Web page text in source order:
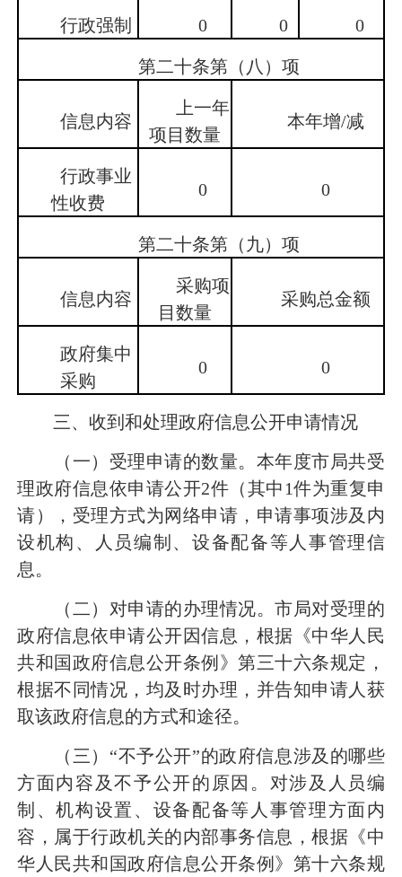
行政强制 0 0 0
第二十条第（八）项
信息内容
上一年
项目数量
本年增/减
行政事业
性收费
0 0
第二十条第（九）项
信息内容
采购项
目数量
采购总金额
政府集中
采购
0 0
三、收到和处理政府信息公开申请情况
（一）受理申请的数量。本年度市局共受
理政府信息依申请公开2件（其中1件为重复申
请），受理方式为网络申请，申请事项涉及内
设机构、人员编制、设备配备等人事管理信
息。
（二）对申请的办理情况。市局对受理的
政府信息依申请公开因信息，根据《中华人民
共和国政府信息公开条例》第三十六条规定，
根据不同情况，均及时办理，并告知申请人获
取该政府信息的方式和途径。
（三）“不予公开”的政府信息涉及的哪些
方面内容及不予公开的原因。对涉及人员编
制、机构设置、设备配备等人事管理方面内
容，属于行政机关的内部事务信息，根据《中
华人民共和国政府信息公开条例》第十六条规